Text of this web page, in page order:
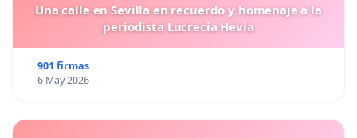
Una calle en Sevilla en recuerdo y homenaje a la
periodista Lucrecia Hevia
901 firmas
6 May 2026